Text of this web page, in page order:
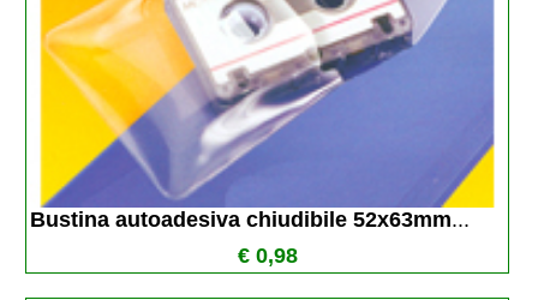
Bustina autoadesiva chiudibile 52x63mm...
€ 0,98